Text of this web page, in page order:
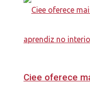
Ciee oferece